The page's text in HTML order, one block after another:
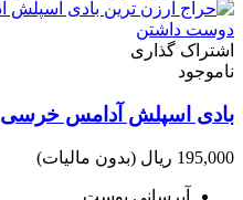
دوست داشتن
اشتراک گذاری
ناموجود
بادی اسپلش آدامس خرسی
195,000 ریال (بدون مالیات)